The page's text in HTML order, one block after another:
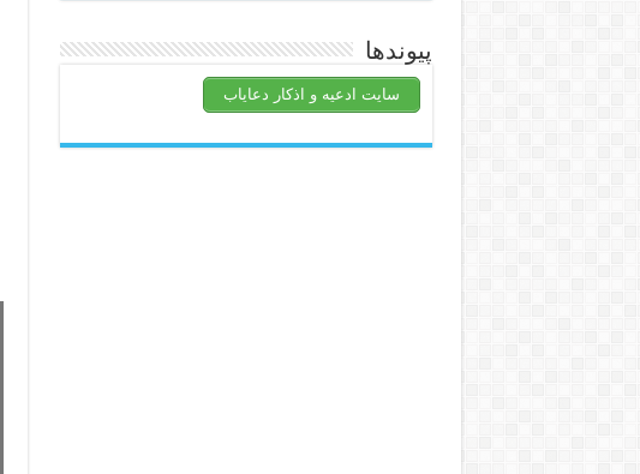
پیوندها
سایت ادعیه و اذکار دعایاب